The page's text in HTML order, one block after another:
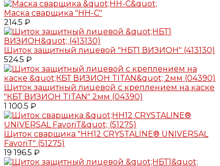
Маска сварщика "НН-С"
214.5 ₽
Щиток защитный лицевой "НБТ1 ВИЗИОН" (413130)
524.5 ₽
Щиток защитный лицевой с креплением на каске
"КБТ ВИЗИОН TITAN" 2мм (04390)
1 100.5 ₽
Щиток сварщика "НН12 CRYSTALINE® UNIVERSAL
FavoriT" (51275)
19 196.5 ₽